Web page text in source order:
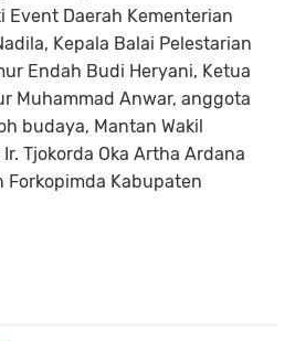
Daerah Kementerian
Kepala Balai Pelestarian
Endah Budi Heryani, Ketua
Muhammad Anwar, anggota
budaya, Mantan Wakil
Tjokorda Oka Artha Ardana
Forkopimda Kabupaten